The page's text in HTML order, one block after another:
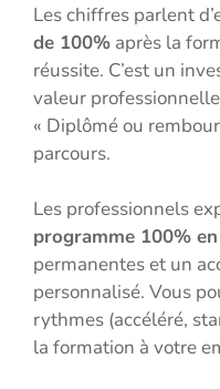
Les chiffres parlent
de 100% après la
réussite. C’est un
valeur
« Diplômé ou
parcours.
Les professionnels
programme 100%
permanentes et un
personnalisé. Vous
rythmes (accéléré,
la formation à votre